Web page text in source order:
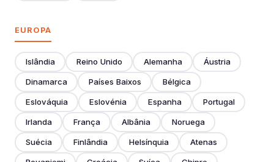
EUROPA
Islândia Reino Unido Alemanha Áustria
Dinamarca Países Baixos Bélgica
Eslováquia Eslovénia Espanha Portugal
Irlanda França Albânia Noruega
Suécia Finlândia Helsínquia Atenas